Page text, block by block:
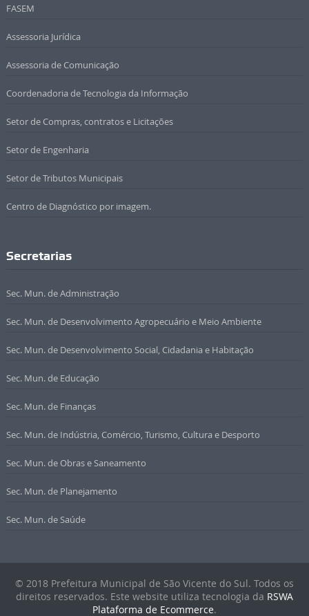
FASEM
Assessoria Jurídica
Assessoria de Comunicação
Coordenadoria de Tecnologia da Informação
Setor de Compras, contratos e Licitações
Setor de Engenharia
Setor de Tributos Municipais
Centro de Diagnóstico por imagem.
Secretarias
Sec. Mun. de Administração
Sec. Mun. de Desenvolvimento Agropecuário e Meio Ambiente
Sec. Mun. de Desenvolvimento Social, Cidadania e Habitação
Sec. Mun. de Educação
Sec. Mun. de Finanças
Sec. Mun. de Indústria, Comércio, Turismo, Cultura e Desporto
Sec. Mun. de Obras e Saneamento
Sec. Mun. de Planejamento
Sec. Mun. de Saúde
© 2018 Prefeitura Municipal de São Vicente do Sul. Todos os
direitos reservados. Este website utiliza tecnologia da RSWA
Plataforma de Ecommerce.